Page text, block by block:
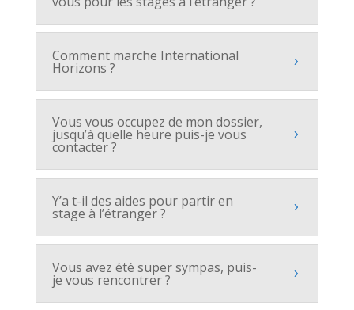
Comment marche International
Horizons ?
Vous vous occupez de mon dossier,
jusqu’à quelle heure puis-je vous
contacter ?
Y’a t-il des aides pour partir en
stage à l’étranger ?
Vous avez été super sympas, puis-
je vous rencontrer ?